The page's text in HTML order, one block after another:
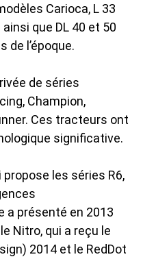
Carioca, L 33
ainsi que DL 40 et 50
l’époque.
de séries
Champion,
Ces tracteurs ont
significative.
les séries R6,
a présenté en 2013
Nitro, qui a reçu le
2014 et le RedDot